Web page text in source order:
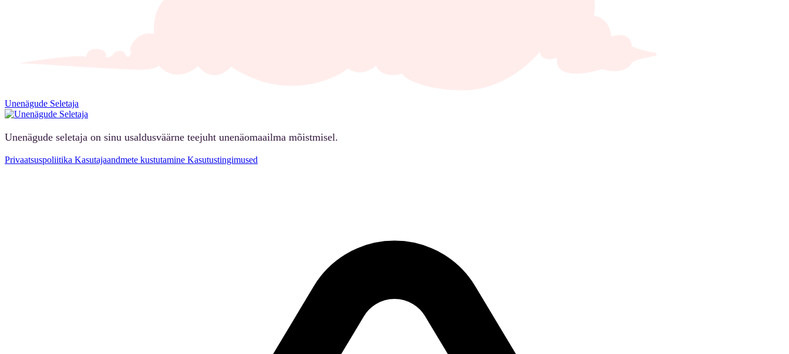
Unenägude Seletaja
Unenägude seletaja on sinu usaldusväärne teejuht unenäomaailma mõistmisel.
Privaatsuspoliitika Kasutajaandmete kustutamine Kasutustingimused